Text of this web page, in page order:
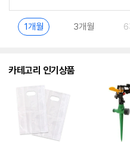
1개월 3개월 6
카테고리 인기상품